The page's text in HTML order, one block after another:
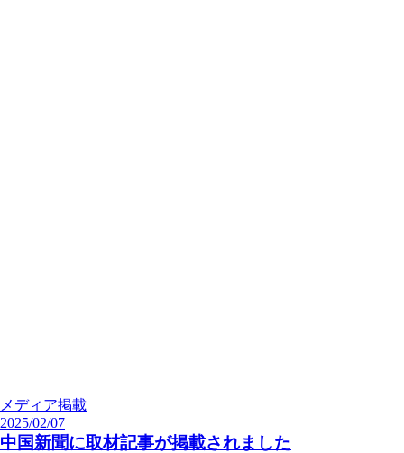
メディア掲載
2025/02/07
中国新聞に取材記事が掲載されました